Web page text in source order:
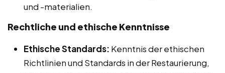
und -materialien.
Rechtliche und ethische Kenntnisse
Ethische Standards: Kenntnis der ethischen
Richtlinien und Standards in der Restaurierung,